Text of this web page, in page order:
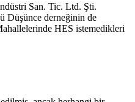
San. Tic. Ltd. Şti.
Düşünce derneğinin de
HES istemedikleri